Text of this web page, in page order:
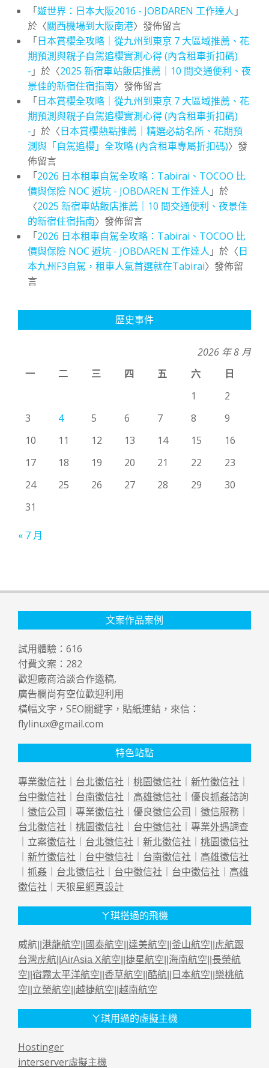
「遊世界：日本大阪2016 - JOBDAREN 工作達人 」
於〈關西機場到大阪南港〉發佈留言
「日本賞櫻全攻略｜從九州到東京 7 大區域推薦、花
期預測與親子自駕追櫻實測心得 (內含租車折扣碼)
- 」於〈2025 新宿車站飯店推薦｜10 間交通便利、夜
景佳的新宿住宿指南〉發佈留言
「日本賞櫻全攻略｜從九州到東京 7 大區域推薦、花
期預測與親子自駕追櫻實測心得 (內含租車折扣碼)
- 」於〈日本賞櫻熱點推薦｜精選必訪名所、花期預
測與「自駕追櫻」全攻略 (內含租車專屬折扣碼)〉發
佈留言
「2026 日本租車自駕全攻略：Tabirai、TOCOO 比
價與保險 NOC 避坑 - JOBDAREN 工作達人 」於
〈2025 新宿車站飯店推薦｜10 間交通便利、夜景佳
的新宿住宿指南〉發佈留言
「2026 日本租車自駕全攻略：Tabirai、TOCOO 比
價與保險 NOC 避坑 - JOBDAREN 工作達人 」於〈日
本九州F3自駕，租車人氣首選就在Tabirai〉發佈留
言
歷史事件
2026 年 8 月
一
二 三 四 五 六
日
1
2
3
4 5 6 7 8
9
10
11 12 13 14 15
16
17
18 19 20 21 22
23
24
25 26 27 28 29
30
31
« 7 月
文案作品案例
試用體驗： 616
付費文案： 282
歡迎廠商洽談合作邀稿,
廣告欄尚有空位歡迎利用
橫幅文字，SEO關鍵字，貼紙連結，來信：
flylinux@gmail.com
特色站點
專業徵信社 ｜ 台北徵信社 ｜ 桃園徵信社 ｜ 新竹徵信社 ｜
台中徵信社 ｜ 台南徵信社 ｜ 高雄徵信社 ｜優良抓姦諮詢
｜ 徵信公司 ｜專業徵信社 ｜優良徵信公司 ｜ 徵信服務｜
台北徵信社 ｜ 桃園徵信社 ｜ 台中徵信社 ｜專業外遇調查
｜立案徵信社 ｜ 台北徵信社 ｜ 新北徵信社 ｜ 桃園徵信社
｜ 新竹徵信社 ｜ 台中徵信社 ｜ 台南徵信社 ｜ 高雄徵信社
｜ 抓姦 ｜ 台北徵信社 ｜ 台中徵信社 ｜ 台中徵信社 ｜ 高雄
徵信社 ｜天狼星網頁設計
ㄚ琪搭過的飛機
威航|| 港龍航空 國泰航空 達美航空 釜山航空
虎航跟
台灣虎航 AirAsia X航空 捷星航空 海南航空 長榮航
空 宿霧太平洋航空 香草航空 酷航 日本航空 樂桃航
空 立榮航空 越捷航空 越南航空
ㄚ琪用過的虛擬主機
Hostinger
interserver虛擬主機